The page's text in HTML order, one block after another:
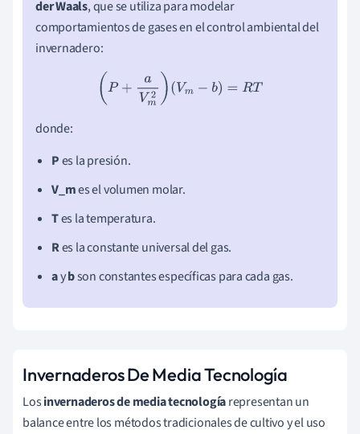
der Waals, que se utiliza para modelar
comportamientos de gases en el control ambiental del
invernadero:
(
aV m2)(Vm )=R T
donde:
Pes la presión.
V_mes el volumen molar.
Tes la temperatura.
Res la constante universal del gas.
aybson constantes específicas para cada gas.
Invernaderos De Media Tecnología
Losinvernaderos de media tecnologíarepresentan un
balance entre los métodos tradicionales de cultivo y el uso